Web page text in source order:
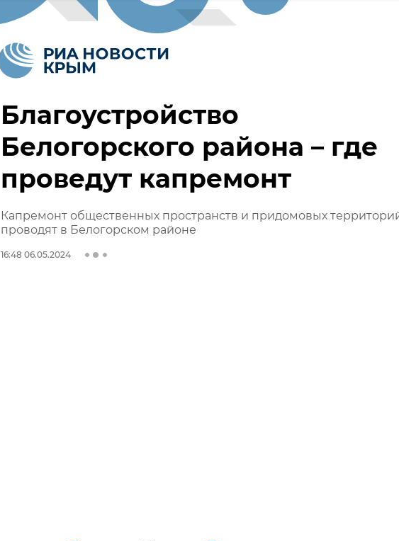
Благоустройство
Белогорского района – где
проведут капремонт
Капремонт общественных пространств и придомовых
проводят в Белогорском районе
16:48 06.05.2024